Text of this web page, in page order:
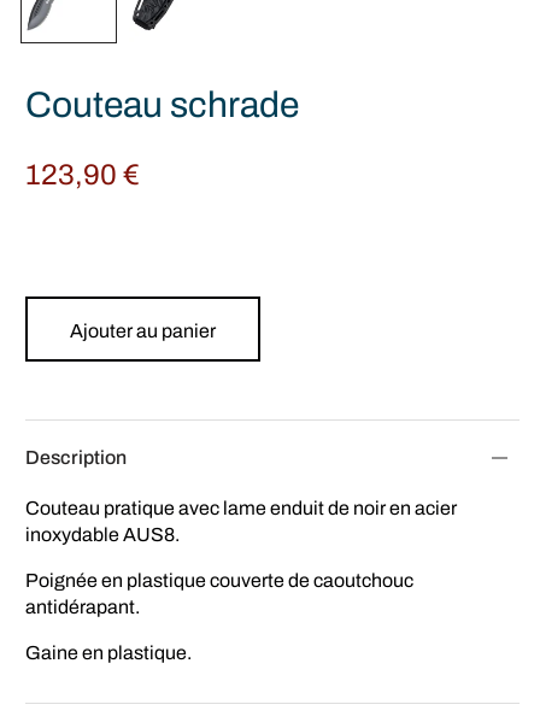
Couteau schrade
123,90€
Ajouter au panier
Description
Couteau pratique avec lame enduit de noir en acier
inoxydable AUS8.
Poignée en plastique couverte de caoutchouc
antidérapant.
Gaine en plastique.